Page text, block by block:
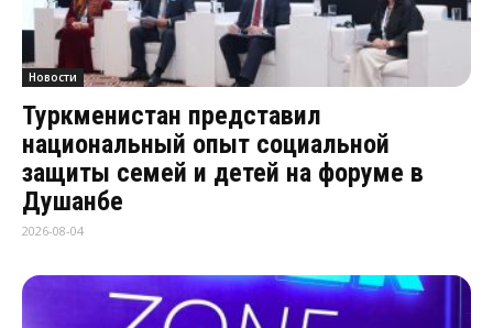
Новости
Туркменистан представил
национальный опыт социальной
защиты семей и детей на форуме в
Душанбе
2026-08-04